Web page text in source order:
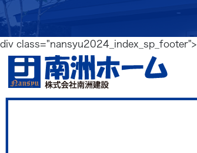
div class="nansyu2024_index_sp_footer">